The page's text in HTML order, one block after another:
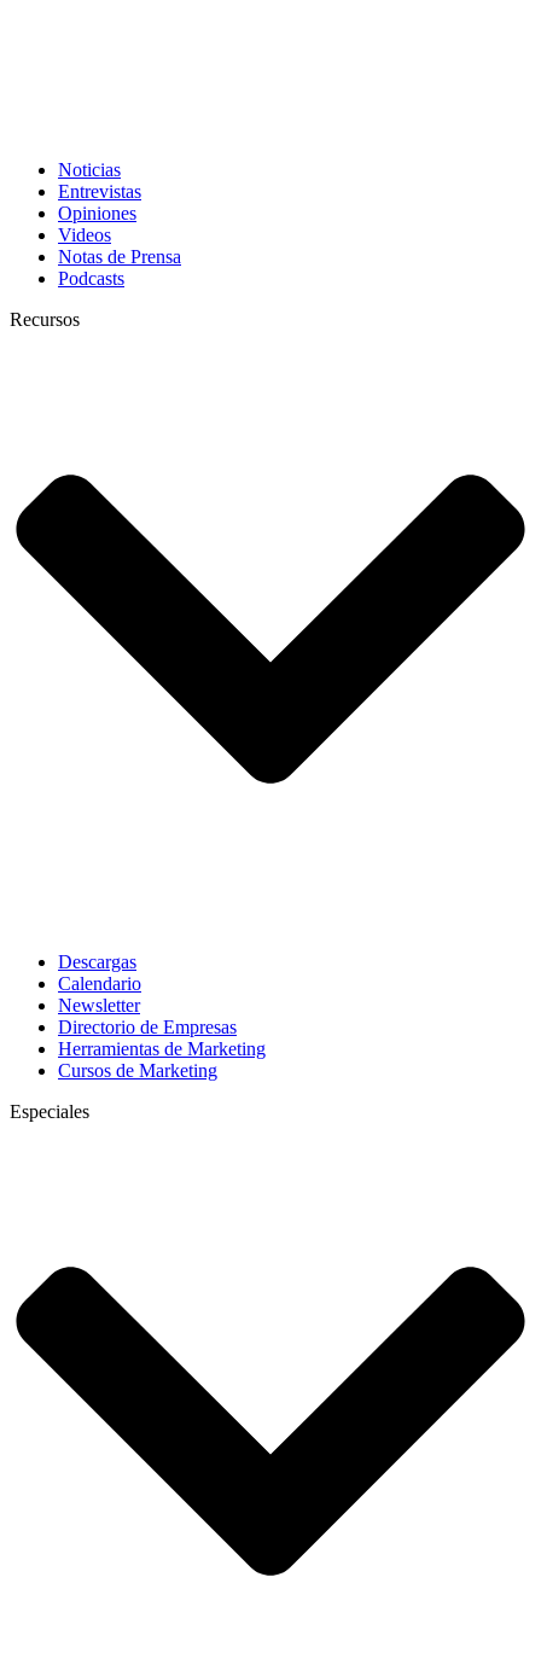
Noticias
Entrevistas
Opiniones
Videos
Notas de Prensa
Podcasts
Recursos
Descargas
Calendario
Newsletter
Directorio de Empresas
Herramientas de Marketing
Cursos de Marketing
Especiales